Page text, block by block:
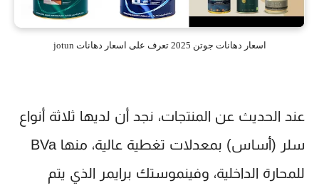
اسعار دهانات جوتن 2025 تعرف على اسعار دهانات jotun
عند الحديث عن المنتجات، نجد أن لديها ثلاثة أنواع
سلر (أساس) بمعدلات تغطية عالية، منها BVa
للمحارة الداخلية، وفينموستك برايمر الذي يتم